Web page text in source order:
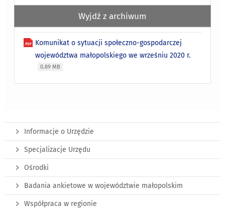
Wyjdź z archiwum
Komunikat o sytuacji społeczno-gospodarczej
województwa małopolskiego we wrześniu 2020 r.
0.89 MB
Informacje o Urzędzie
Specjalizacje Urzędu
Ośrodki
Badania ankietowe w województwie małopolskim
Współpraca w regionie